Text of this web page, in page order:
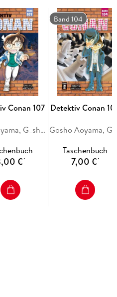
Co. am Pool entspannen. . .
doch, das unheimliche
einer Leiche zu klären!
Exemplaren eine der
aller Zeiten!
Conan 107
Gsh Aoyama, G_sh_ Aoyama
€*
Band 104
Detektiv Conan
Taschenbuch
7,00 €*